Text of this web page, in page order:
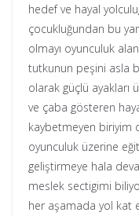
hedef ve hayal
çocukluğundan bu
olmayı oyunculuk
tutkunun peşini asla
olarak güçlü
ve çaba gösteren
kaybetmeyen biriyim
oyunculuk üzerine
geliştirmeye hala
meslek sectigimi
her aşamada yol kat